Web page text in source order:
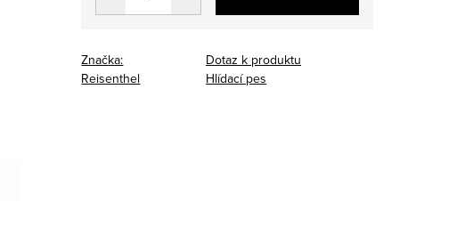
Značka:
Reisenthel
Dotaz k produktu
Hlídací pes